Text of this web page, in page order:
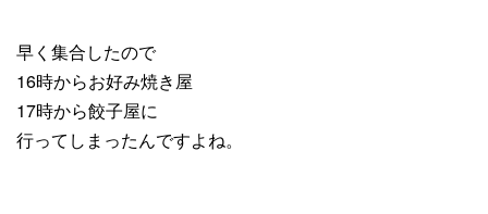
早く集合したので
16時からお好み焼き屋
17時から餃子屋に
行ってしまったんですよね。